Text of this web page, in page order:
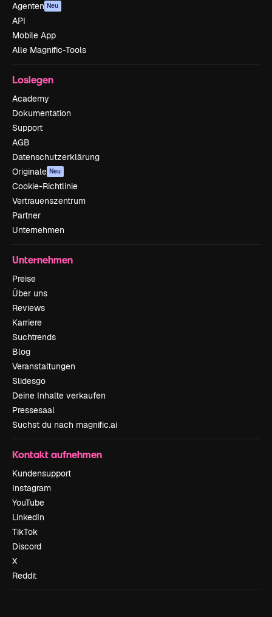
Agenten Neu
API
Mobile App
Alle Magnific-Tools
Loslegen
Academy
Dokumentation
Support
AGB
Datenschutzerklärung
Originale Neu
Cookie-Richtlinie
Vertrauenszentrum
Partner
Unternehmen
Unternehmen
Preise
Über uns
Reviews
Karriere
Suchtrends
Blog
Veranstaltungen
Slidesgo
Deine Inhalte verkaufen
Pressesaal
Suchst du nach magnific.ai
Kontakt aufnehmen
Kundensupport
Instagram
YouTube
LinkedIn
TikTok
Discord
X
Reddit